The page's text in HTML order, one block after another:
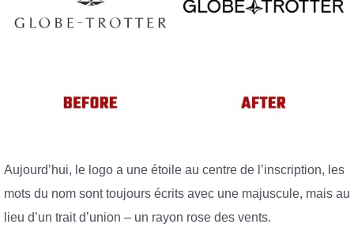
Aujourd’hui, le logo a une étoile au centre de l’inscription, les
mots du nom sont toujours écrits avec une majuscule, mais au
lieu d’un trait d’union – un rayon rose des vents.